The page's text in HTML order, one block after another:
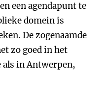
een agendapunt te
domein is
De zogenaamde
zo goed in het
als in Antwerpen,